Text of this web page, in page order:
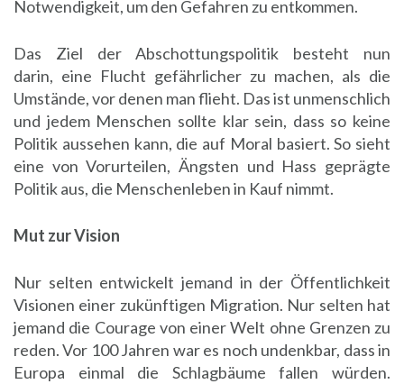
Notwendigkeit, um den Gefahren zu entkommen.
Das Ziel der Abschottungspolitik besteht nun
darin, eine Flucht gefährlicher zu machen, als die
Umstände, vor denen man flieht. Das ist unmenschlich
und jedem Menschen sollte klar sein, dass so keine
Politik aussehen kann, die auf Moral basiert. So sieht
eine von Vorurteilen, Ängsten und Hass geprägte
Politik aus, die Menschenleben in Kauf nimmt.
Mut zur Vision
Nur selten entwickelt jemand in der Öffentlichkeit
Visionen einer zukünftigen Migration. Nur selten hat
jemand die Courage von einer Welt ohne Grenzen zu
reden. Vor 100 Jahren war es noch undenkbar, dass in
Europa einmal die Schlagbäume fallen würden.